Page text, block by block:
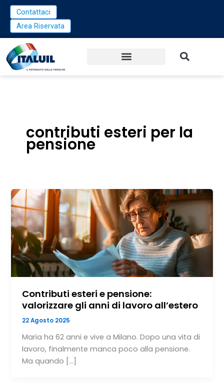
Vai
contenuto
Contattaci
Area Riservata
contributi esteri per la
pensione
Contributi esteri e pensione:
valorizzare gli anni di lavoro all’estero
22 Agosto 2025
Maria ha 62 anni e vive a Milano. Dopo una vita di
lavoro, finalmente manca poco alla pensione.
Ma quando […]